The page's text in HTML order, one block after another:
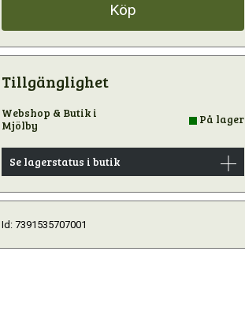
Köp
Tillgänglighet
Webshop & Butik i
Mjölby
På lager
Se lagerstatus i butik
Id: 7391535707001